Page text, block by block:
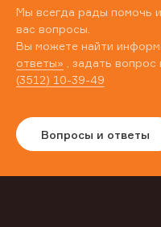
Мы всегда рады помочь
вас вопросы.
Вы можете найти
ответы» , задать вопрос
(3512) 10-39-49
Вопросы и ответы